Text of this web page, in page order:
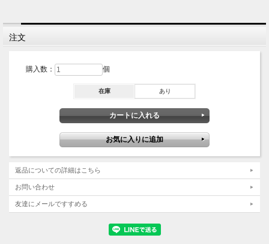
注文
購入数： 個
在庫 あり
返品についての詳細はこちら
お問い合わせ
友達にメールですすめる